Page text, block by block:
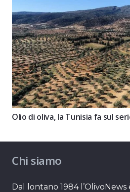
Olio di oliva, la Tunisia fa sul
Chi siamo
Dal lontano 1984 l’OlivoNews